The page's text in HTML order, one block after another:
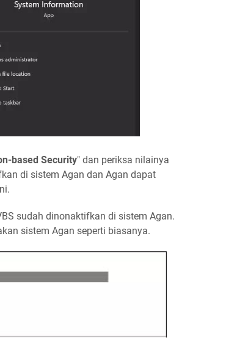
based Security" dan periksa nilainya
di sistem Agan dan Agan dapat
sudah dinonaktifkan di sistem Agan.
sistem Agan seperti biasanya.